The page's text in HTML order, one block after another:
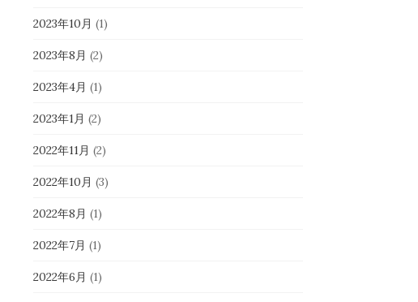
2023年10月 (1)
2023年8月 (2)
2023年4月 (1)
2023年1月 (2)
2022年11月 (2)
2022年10月 (3)
2022年8月 (1)
2022年7月 (1)
2022年6月 (1)